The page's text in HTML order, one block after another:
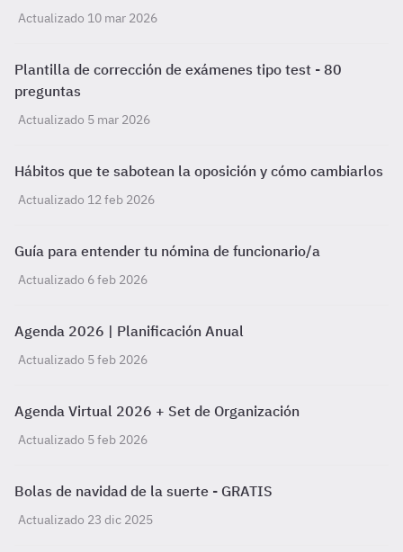
Actualizado 10 mar 2026
Plantilla de corrección de exámenes tipo test - 80
preguntas
Actualizado 5 mar 2026
Hábitos que te sabotean la oposición y cómo cambiarlos
Actualizado 12 feb 2026
Guía para entender tu nómina de funcionario/a
Actualizado 6 feb 2026
Agenda 2026 | Planificación Anual
Actualizado 5 feb 2026
Agenda Virtual 2026 + Set de Organización
Actualizado 5 feb 2026
Bolas de navidad de la suerte - GRATIS
Actualizado 23 dic 2025